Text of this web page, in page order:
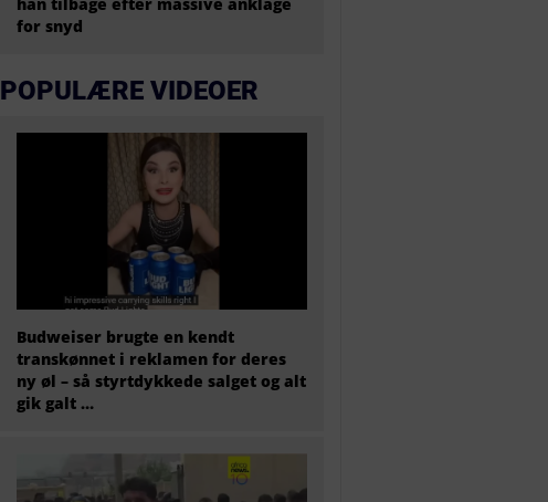
for snyd
POPULÆRE VIDEOER
Budweiser brugte en kendt
transkønnet i reklamen for deres
ny øl – så styrtdykkede salget og alt
gik galt …